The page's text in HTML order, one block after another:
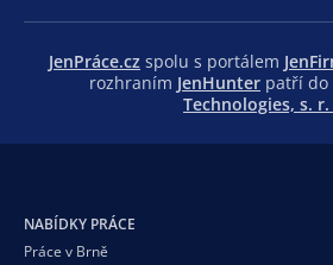
JenPráce.cz spolu s portálem
rozhraním JenHunter patří
Technologies, s. r.
NABÍDKY PRÁCE
Práce v Brně